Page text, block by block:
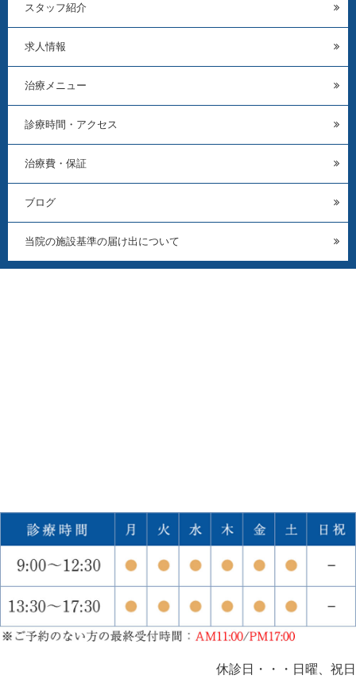
スタッフ紹介
求人情報
治療メニュー
診療時間・アクセス
治療費・保証
ブログ
当院の施設基準の届け出について
休診日・・・日曜、祝日